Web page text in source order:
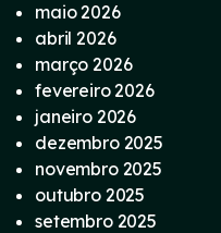
maio 2026
abril 2026
março 2026
fevereiro 2026
janeiro 2026
dezembro 2025
novembro 2025
outubro 2025
setembro 2025